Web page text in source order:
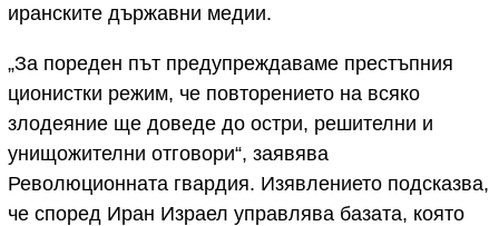
иранските държавни медии.
„За пореден път предупреждаваме престъпния
ционистки режим, че повторението на всяко
злодеяние ще доведе до остри, решителни и
унищожителни отговори“, заявява
Революционната гвардия. Изявлението подсказва,
че според Иран Израел управлява базата, която